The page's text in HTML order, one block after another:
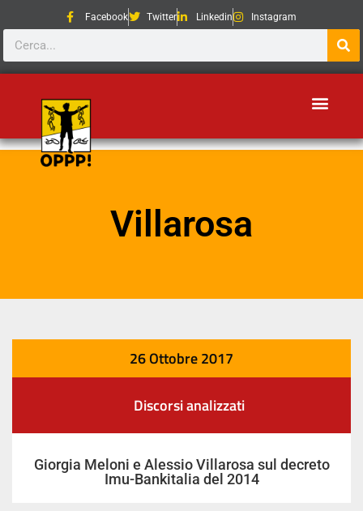
Facebook Twitter Linkedin Instagram
Villarosa
26 Ottobre 2017
Discorsi analizzati
Giorgia Meloni e Alessio Villarosa sul decreto
Imu-Bankitalia del 2014